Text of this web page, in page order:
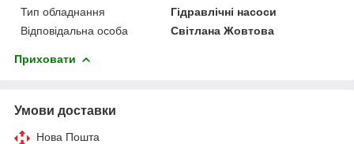
Тип обладнання
Гідравлічні насоси
Відповідальна особа
Світлана Жовтова
Приховати
Умови доставки
Нова Пошта